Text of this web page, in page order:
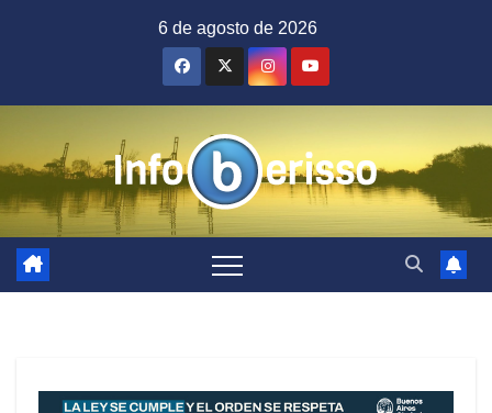
6 de agosto de 2026